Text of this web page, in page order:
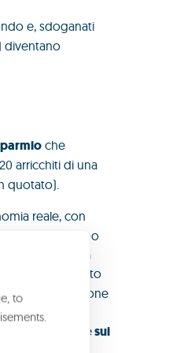
e, sdoganati
diventano
che
arricchiti di una
quotato).
reale, con
quanto siano
reale sulla
noto, è dominato
connotazione
sì per il loro
fiscale sui
to